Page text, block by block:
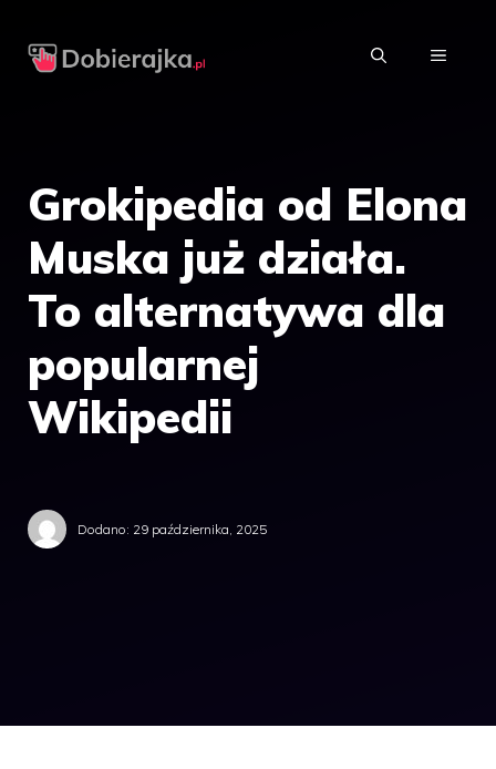
MENU
Grokipedia od Elona
Muska już działa.
To alternatywa dla
popularnej
Wikipedii
Dodano: 29 października, 2025